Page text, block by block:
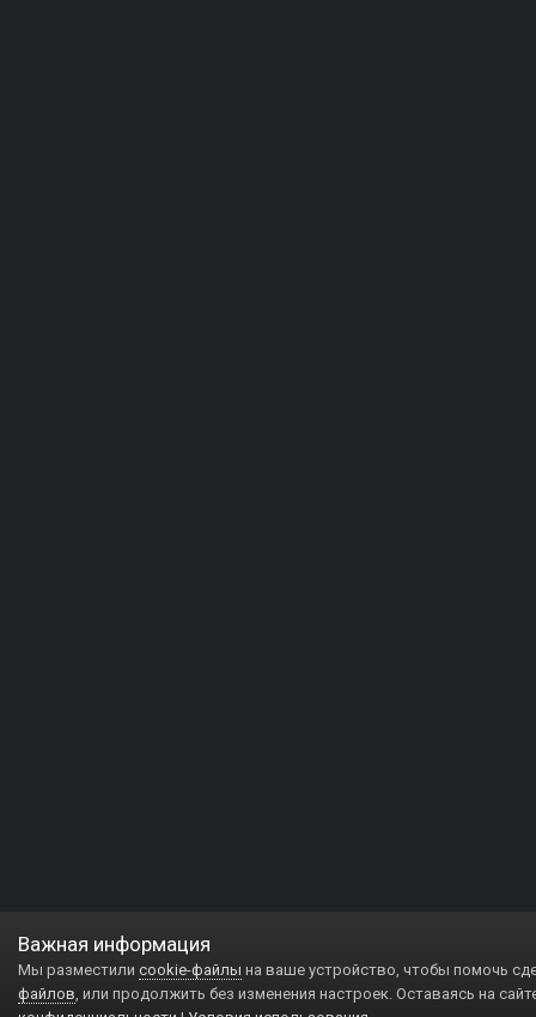
Важная информация
Мы разместили cookie-файлы на ваше устройство, чтобы помочь
файлов, или продолжить без изменения настроек. Оставаясь на